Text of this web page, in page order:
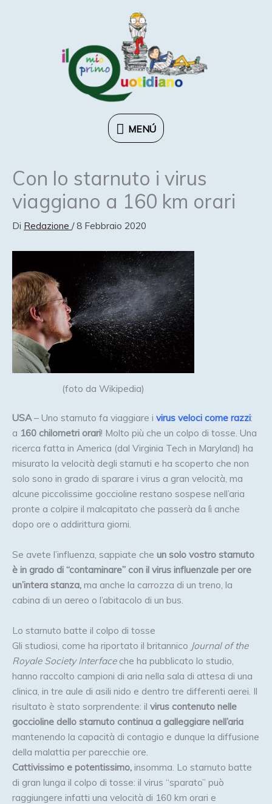
MENÚ
MENÚ
Con lo starnuto i virus
viaggiano a 160 km orari
Di Redazione /8 Febbraio 2020
(foto da Wikipedia)
USA– Uno starnuto fa viaggiare i virus veloci come razzi:
a 160 chilometri orari! Molto più che un colpo di tosse. Una
ricerca fatta in America (dal Virginia Tech in Maryland) ha
misurato la velocità degli starnuti e ha scoperto che non
solo sono in grado di sparare i virus a gran velocità, ma
alcune piccolissime goccioline restano sospese nell’aria
pronte a colpire il malcapitato che passerà da lì anche
dopo ore o addirittura giorni.
Se avete l’influenza, sappiate che un solo vostro starnuto
è in grado di “contaminare” con il virus influenzale per ore
un’intera stanza, ma anche la carrozza di un treno, la
cabina di un aereo o l’abitacolo di un bus.
Lo starnuto batte il colpo di tosse
Gli studiosi, come ha riportato il britannico Journal of the
Royale Society Interfaceche ha pubblicato lo studio,
hanno raccolto campioni di aria nella sala di attesa di una
clinica, in tre aule di asili nido e dentro tre differenti aerei. Il
risultato è stato sorprendente: il virus contenuto nelle
goccioline dello starnuto continua a galleggiare nell’aria
mantenendo la capacità di contagio e dunque la diffusione
della malattia per parecchie ore.
Cattivissimo e potentissimo, insomma. Lo starnuto batte
di gran lunga il colpo di tosse: il virus “sparato” può
raggiungere infatti una velocità di 160 km orari e